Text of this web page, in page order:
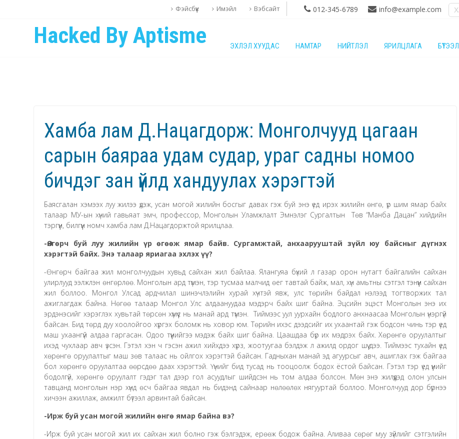
Фэйсбүүк Имэйл Вэбсайт 012-345-6789 info@example.com
Hacked By Aptisme ЭХЛЭЛ ХУУДАС НАМТАР НИЙТЛЭЛ ЯРИЛЦЛАГА БҮТЭЭЛ
Хамба лам Д.Нацагдорж: Монголчууд цагаан
сарын баяраа удам судар, ураг садны номоо
бичдэг зан үйлд хандуулах хэрэгтэй
Баясгалан хэмээх луу жилээ үдэж, усан могой жилийн босгыг давах гэж буй энэ үед ирэх жилийн өнгө, үр шим ямар байх
талаар МУ-ын хүний гавьяат эмч, профессор, Монголын Уламжлалт Эмнэлэг Сургалтын Төв “Манба Дацан” хийдийн
тэргүүн, билгүүн номч хамба лам Д.Нацагдоржтой ярилцлаа.
-Өнгөрч буй луу жилийн үр өгөөж ямар байв. Сургамжтай, анхаарууштай зүйл юу байсныг дүгнэх
хэрэгтэй байх. Энэ талаар яриагаа эхлэх үү?
-Өнгөрч байгаа жил монголчуудын хувьд сайхан жил байлаа. Ялангуяа бүхий л газар орон нутагт байгалийн сайхан
улирлууд ээлжлэн өнгөрлөө. Монголын ард түмэн, тэр тусмаа малчид өег тавтай байж, мал, хүн амьтны сэтгэл тэнүүн сайхан
жил боллоо. Монгол Улсад ардчилал шинэчлэлийн хурай хүчтэй явж, улс төрийн байдал нэлээд тогтворжих тал
ажиглагдаж байна. Нөгөө талаар Монгол Улс алдаануудаа мэдэрч байх шиг байна. Эцсийн эцэст Монголын энэ их
эрдэнэсийг хэрэглэх хувьтай төрсөн хүмүүс нь манай ард түмэн. Тиймээс уул уурхайн бодлого анхнаасаа Монголын үнэргүй
байсан. Бид төрд дуу хоолойгоо хүргэх боломж нь ховор юм. Төрийн ихэс дээдсийг их ухаантай гэж бодсон чинь тэр үед
маш ухаангүй алдаа гаргасан. Одоо түүнийгээ мэдэж байх шиг байна. Цаашдаа бүр их мэдрэх байх. Хөрөнгө оруулалтыг
ихэд чухлаар авч үзсэн. Гэтэл хэн ч гэсэн ажил хийхдээ хүрз, жоотуугаа бэлдэж л ажилд ордог шүү дээ. Тиймээс тухайн үед
хөрөнгө оруулалтыг маш зөв талаас нь ойлгох хэрэгтэй байсан. Гадныхан манай эд агуурсыг авч, ашиглах гэж байгаа
бол хөрөнгө оруулалтаа өөрсдөө даах хэрэгтэй. Үүнийг бид тусад нь тооцоолж бодох ёстой байсан. Гэтэл тэр үед үүнийг
бодолгүй, хөрөнгө оруулалт гэдэг тал дээр гол асуудлыг шийдсэн нь том алдаа болсон. Мөн энэ жилүүдэд олон улсын
тавцанд монголын нэр хүнд өсч байгаа явдал нь бидэнд сайнаар нөлөөлөх нягууртай боллоо. Монголчууд дор бүрнээ
хичээн ажиллаж, амжилт бүтээл арвинтай байсан.
-Ирж буй усан могой жилийн өнгө ямар байна вэ?
-Ирж буй усан могой жил их сайхан жил болно гэж бэлгэдэж, ерөөж бодож байна. Аливаа сөрөг муу зүйлийг сэтгэлийн